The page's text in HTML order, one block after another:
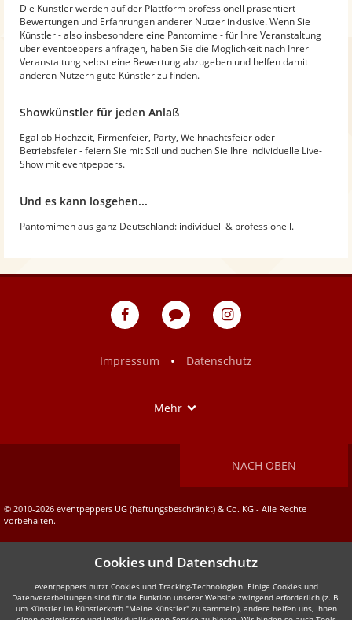
Die Künstler werden auf der Plattform professionell präsentiert -
Bewertungen und Erfahrungen anderer Nutzer inklusive. Wenn Sie
Künstler - also insbesondere eine Pantomime - für Ihre Veranstaltung
über eventpeppers anfragen, haben Sie die Möglichkeit nach Ihrer
Veranstaltung selbst eine Bewertung abzugeben und helfen damit
anderen Nutzern gute Künstler zu finden.
Showkünstler für jeden Anlaß
Egal ob Hochzeit, Firmenfeier, Party, Weihnachtsfeier oder
Betriebsfeier - feiern Sie mit Stil und buchen Sie Ihre individuelle Live-
Show mit eventpeppers.
Und es kann losgehen...
Pantomimen aus ganz Deutschland: individuell & professionell.
eventpeppers
Blog
eventpeppers
Impressum
• Datenschutz
Mehr
NACH OBEN
© 2010-2026 eventpeppers UG (haftungsbeschränkt) & Co. KG - Alle Rechte
vorbehalten.
Cookies und Datenschutz
eventpeppers nutzt Cookies und Tracking-Technologien. Einige Cookies und
Datenverarbeitungen sind für die Funktion unserer Website zwingend erforderlich (z. B.
um Künstler im Künstlerkorb "Meine Künstler" zu sammeln), andere helfen uns, Ihnen